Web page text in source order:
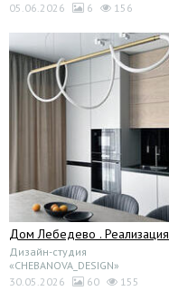
05.06.2026
6 156
Дом Лебедево . Реализация
Дизайн-студия
«CHEBANOVA_DESIGN»
30.05.2026
60 155